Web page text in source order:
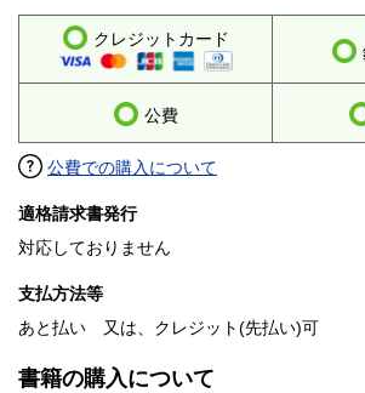
クレジットカード
公費
公費での購入について
適格請求書発行
対応しておりません
支払方法等
あと払い 又は、クレジット(先払い)可
書籍の購入について